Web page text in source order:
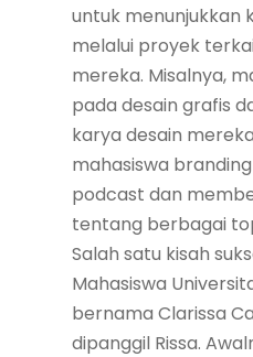
untuk menunjukkan
melalui proyek
mereka. Misalnya,
pada desain grafis
karya desain
mahasiswa
podcast dan
tentang berbagai
Salah satu kisah
Mahasiswa
bernama Clarissa
dipanggil Rissa.